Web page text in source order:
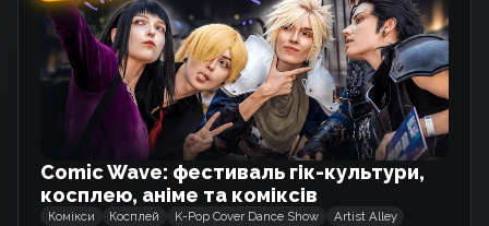
Схожі тайтли
Однокласниця що сидить біля мене,
дивиться на мене хтивими очима
Манґа
Comic Wave: фестиваль гік-культури,
косплею, аніме та коміксів
Комікси Косплей K-Pop Cover Dance Show
Artist Alley